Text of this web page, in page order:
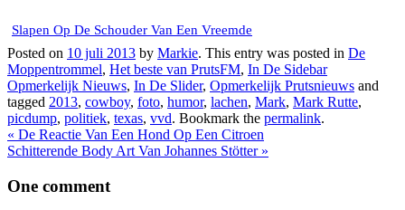
Slapen Op De Schouder Van Een Vreemde
Posted on 10 juli 2013 by Markie. This entry was posted in De
Moppentrommel, Het beste van PrutsFM, In De Sidebar
Opmerkelijk Nieuws, In De Slider, Opmerkelijk Prutsnieuws and
tagged 2013, cowboy, foto, humor, lachen, Mark, Mark Rutte,
picdump, politiek, texas, vvd. Bookmark the permalink.
« De Reactie Van Een Hond Op Een Citroen
Schitterende Body Art Van Johannes Stötter »
One comment